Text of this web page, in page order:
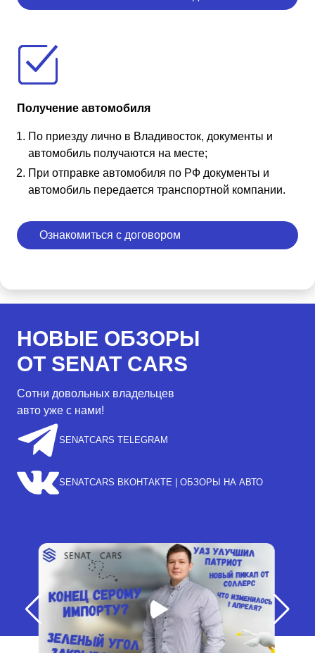
Получение автомобиля
По приезду лично в Владивосток, документы и
автомобиль получаются на месте;
При отправке автомобиля по РФ документы и
автомобиль передается транспортной компании.
Ознакомиться с договором
НОВЫЕ ОБЗОРЫ
ОТ SENAT CARS
Сотни довольных владельцев
авто уже с нами!
SENATCARS TELEGRAM
SENATCARS ВКОНТАКТЕ | ОБЗОРЫ НА АВТО